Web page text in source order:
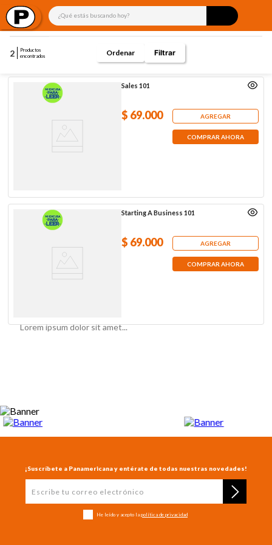
¿Qué estás buscando hoy?
2
Productos
encontrados
Filtrar
Sales 101
$ 69.000 AGREGAR
COMPRAR AHORA
Starting A Business 101
$ 69.000 AGREGAR
COMPRAR AHORA
Lorem ipsum dolor sit amet...
¡Suscríbete a Panamericana y entérate de todas nuestras novedades!
He leído y acepto la política de privacidad